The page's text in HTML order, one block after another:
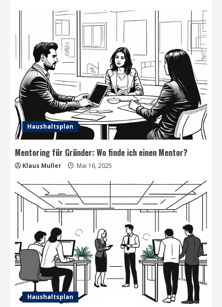
Haushaltsplan
Mentoring für Gründer: Wo finde ich einen Mentor?
Klaus Muller Mai 16, 2025
Haushaltsplan